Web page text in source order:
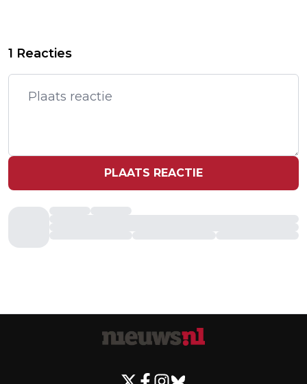
RAAD SHELL DWINGT TOT CO2-
EU-ERELINTJE UITGEREIKT AAN
ANGELA MERKEL
1 Reacties
PLAATS REACTIE